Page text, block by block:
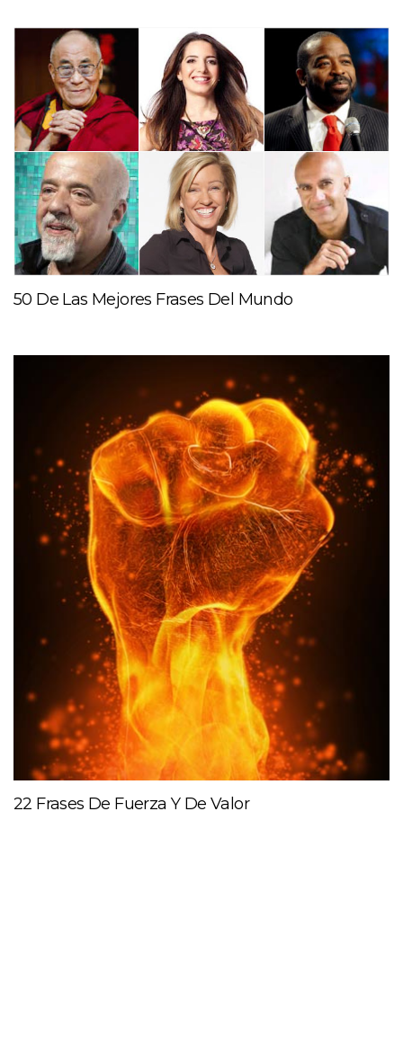
50 De Las Mejores Frases Del Mundo
22 Frases De Fuerza Y De Valor